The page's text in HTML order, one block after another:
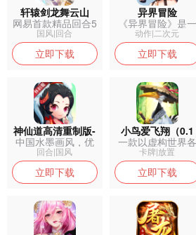
轩辕剑龙舞云山
（返利版）
网易首款精品回合5
倍福利版本...
国风|回合
立即下载
异界冒险
《异界冒险》是一
款以奇异世界...
动作|二次元
立即下载
神仙道高清重制版-
怀旧服
中国水墨画风，优
雅清新的场景...
回合|国风
立即下载
小鸟爱飞翔（0.1
折）
一款以虚构世界各
地英雄为背景...
卡牌|放置
立即下载